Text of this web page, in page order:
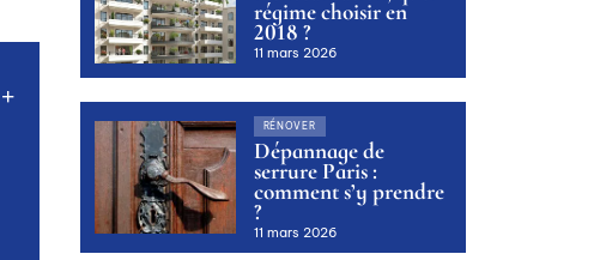
régime choisir en
2018 ?
11 mars 2026
RÉNOVER
Dépannage de
serrure Paris :
comment s’y prendre
?
11 mars 2026